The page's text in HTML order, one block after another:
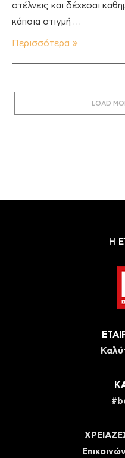
στέλνεις και δέχεσαι
κάποια στιγμή …
Περισσότερα
LOAD
Η